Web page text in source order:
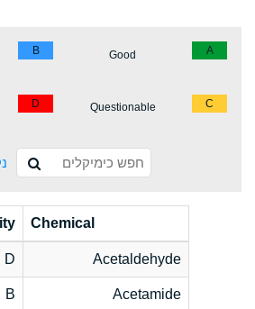
A
Good
B
C
Questionable
D
Chemical
Acetaldehyde
D
Acetamide
B